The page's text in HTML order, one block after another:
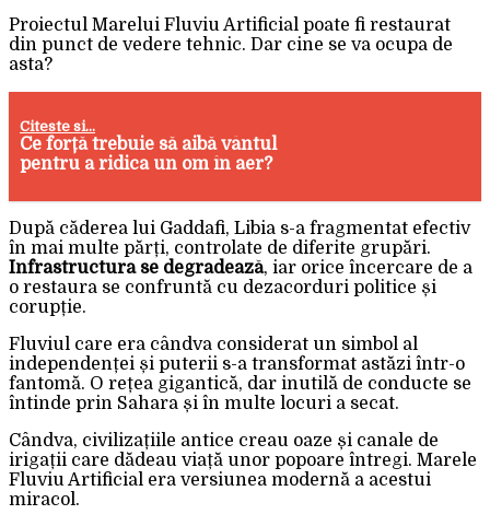
Proiectul Marelui Fluviu Artificial poate fi restaurat
din punct de vedere tehnic. Dar cine se va ocupa de
asta?
Citeste si...
Ce forță trebuie să aibă vântul
pentru a ridica un om în aer?
După căderea lui Gaddafi, Libia s-a fragmentat efectiv
în mai multe părți, controlate de diferite grupări.
Infrastructura se degradează, iar orice încercare de a
o restaura se confruntă cu dezacorduri politice și
corupție.
Fluviul care era cândva considerat un simbol al
independenței și puterii s-a transformat astăzi într-o
fantomă. O rețea gigantică, dar inutilă de conducte se
întinde prin Sahara și în multe locuri a secat.
Cândva, civilizațiile antice creau oaze și canale de
irigații care dădeau viață unor popoare întregi. Marele
Fluviu Artificial era versiunea modernă a acestui
miracol.